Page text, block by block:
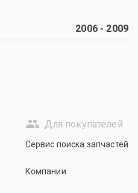
2006- 2009
Для покупателей
Сервис поиска запчастей
Компании